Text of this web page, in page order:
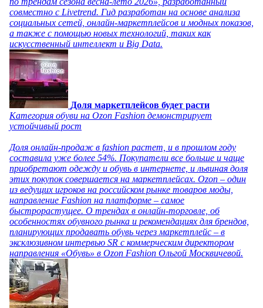
совместно с Livetrend. Гид разработан на основе анализа
социальных сетей, онлайн-маркетплейсов и модных показов,
а также с помощью новых технологий, таких как
искусственный интеллект и Big Data.
Доля маркетплейсов будет расти
Категория обуви на Ozon Fashion демонстрирует
устойчивый рост
Доля онлайн-продаж в fashion растет, и в прошлом году
составила уже более 54%. Покупатели все больше и чаще
приобретают одежду и обувь в интернете, и львиная доля
этих покупок совершается на маркетплейсах. Ozon – один
из ведущих игроков на российском рынке товаров моды,
направление Fashion на платформе – самое
быстрорастущее. О трендах в онлайн-торговле, об
особенностях обувного рынка и рекомендациях для брендов,
планирующих продавать обувь через маркетплейс – в
эксклюзивном интервью SR с коммерческим директором
направления «Обувь» в Ozon Fashion Ольгой Москвичевой.